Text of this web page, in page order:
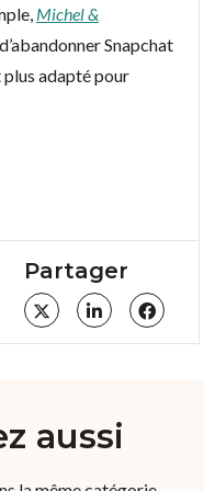
Michel &
Snapchat
adapté pour
Partager
aussi